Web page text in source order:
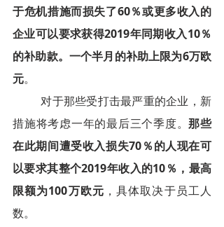
于危机措施而损失了60％或更多收入的
企业可以要求获得2019年同期收入10％
的补助款。一个半月的补助上限为6万欧
元。
	对于那些受打击最严重的企业，新
措施将考虑一年的最后三个季度。那些
在此期间遭受收入损失70％的人现在可
以要求其整个2019年收入的10％，最高
限额为100万欧元 ，具体取决于员工人
数。